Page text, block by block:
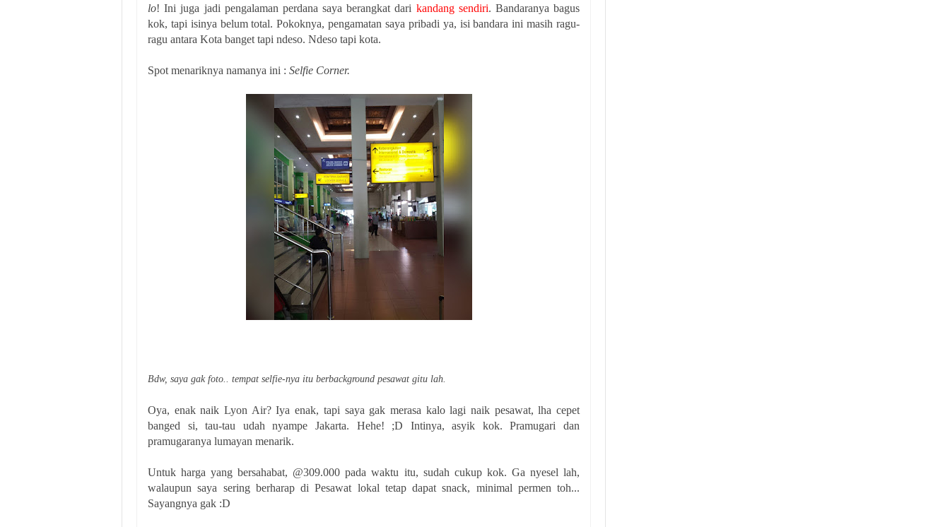
lo! Ini juga jadi pengalaman perdana saya berangkat dari kandang sendiri. Bandaranya bagus
kok, tapi isinya belum total. Pokoknya, pengamatan saya pribadi ya, isi bandara ini masih ragu-
ragu antara Kota banget tapi ndeso. Ndeso tapi kota.
Spot menariknya namanya ini : Selfie Corner.
Bdw, saya gak foto.. tempat selfie-nya itu berbackground pesawat gitu lah.
Oya, enak naik Lyon Air? Iya enak, tapi saya gak merasa kalo lagi naik pesawat, lha cepet
banged si, tau-tau udah nyampe Jakarta. Hehe! ;D Intinya, asyik kok. Pramugari dan
pramugaranya lumayan menarik.
Untuk harga yang bersahabat, @309.000 pada waktu itu, sudah cukup kok. Ga nyesel lah,
walaupun saya sering berharap di Pesawat lokal tetap dapat snack, minimal permen toh...
Sayangnya gak :D